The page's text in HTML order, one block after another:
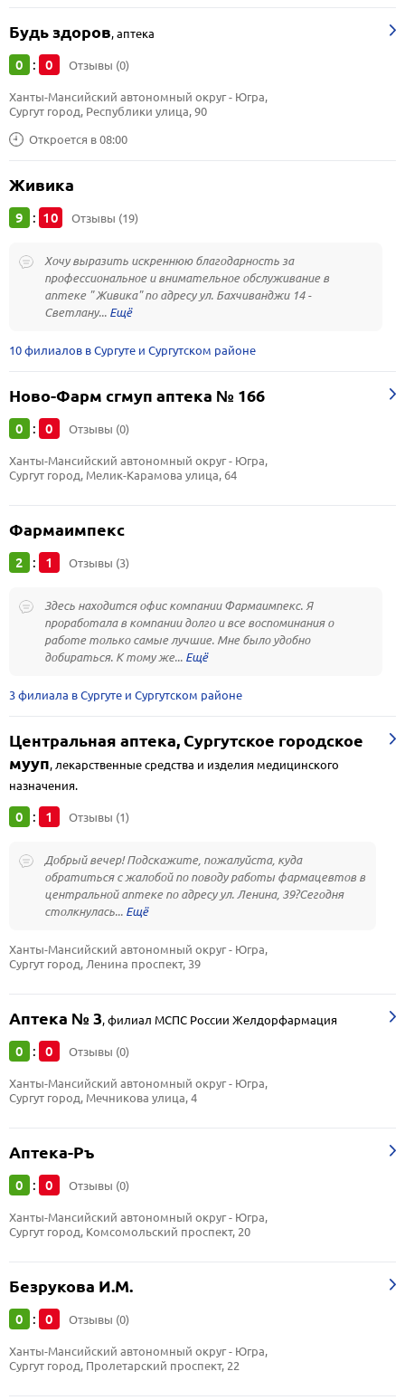
Будь здоров,аптека
0 : 0 Отзывы (0)
Откроется в 08:00
Ханты-Мансийский автономный округ - Югра,
Сургут город, Республики улица, 90
Живика
9 : 10 Отзывы (19)
Хочу выразить искреннюю благодарность за
профессиональное и внимательное обслуживание в
аптеке " Живика" по адресу ул. Бахчиванджи 14 -
Светлану...
10 филиалов в Сургуте и Сургутском районе
Ново-Фарм сгмуп аптека № 166
0 : 0 Отзывы (0)
Ханты-Мансийский автономный округ - Югра,
Сургут город, Мелик-Карамова улица, 64
Фармаимпекс
2 : 1 Отзывы (3)
Здесь находится офис компании Фармаимпекс. Я
проработала в компании долго и все воспоминания о
работе только самые лучшие. Мне было удобно
добираться. К тому же...
3 филиала в Сургуте и Сургутском районе
Центральная аптека, Сургутское городское
мууп,лекарственные средства и изделия медицинского
назначения.
0 : 1 Отзывы (1)
Добрый вечер! Подскажите, пожалуйста, куда
обратиться с жалобой по поводу работы фармацевтов в
центральной аптеке по адресу ул. Ленина, 39?Сегодня
столкнулась...
Ханты-Мансийский автономный округ - Югра,
Сургут город, Ленина проспект, 39
Аптека № 3,филиал МСПС России Желдорфармация
0 : 0 Отзывы (0)
Ханты-Мансийский автономный округ - Югра,
Сургут город, Мечникова улица, 4
Аптека-Ръ
0 : 0 Отзывы (0)
Ханты-Мансийский автономный округ - Югра,
Сургут город, Комсомольский проспект, 20
Безрукова И.М.
0 : 0 Отзывы (0)
Ханты-Мансийский автономный округ - Югра,
Сургут город, Пролетарский проспект, 22